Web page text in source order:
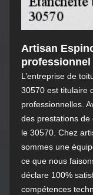
Artisan
professionnel
L’entreprise de
30570 est titulaire
professionnelles.
des prestations
le 30570. Chez
sommes une
ce que nous
déclare 100%
compétences